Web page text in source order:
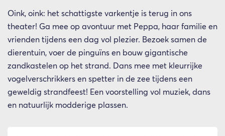
Oink, oink: het schattigste varkentje is terug in ons
theater! Ga mee op avontuur met Peppa, haar familie en
vrienden tijdens een dag vol plezier. Bezoek samen de
dierentuin, voer de pinguïns en bouw gigantische
zandkastelen op het strand. Dans mee met kleurrijke
vogelverschrikkers en spetter in de zee tijdens een
geweldig strandfeest! Een voorstelling vol muziek, dans
en natuurlijk modderige plassen.